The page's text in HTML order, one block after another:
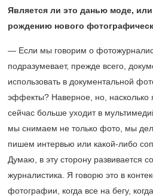
Является ли это данью моде,
рождению нового
— Если мы говорим о
подразумевает, прежде всего,
использовать в документальной
эффекты? Наверное, но, насколько
сейчас больше уходит в
мы снимаем не только фото, мы
пишем интервью или какой-либо
Думаю, в эту сторону развивается
журналистика. Я говорю это в
фотографии, когда все на бегу,